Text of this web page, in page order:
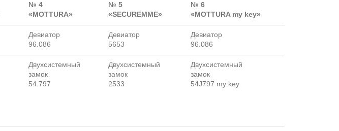
№ 4
«MOTTURA»
№ 5
«SECUREMME»
№ 6
«MOTTURA my key»
Девиатор
96.086
Девиатор
5653
Девиатор
96.086
Двухсистемный
замок
54.797
Двухсистемный
замок
2533
Двухсистемный
замок
54J797 my key